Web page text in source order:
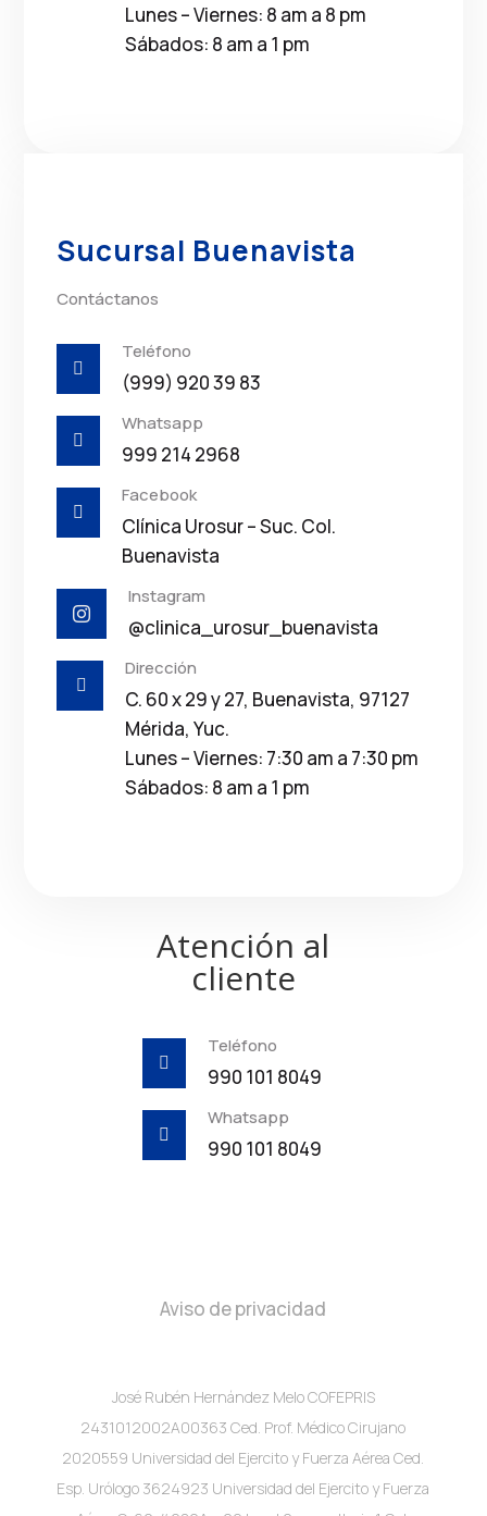
Lunes – Viernes: 8 am a 8 pm
Sábados: 8 am a 1 pm
Sucursal Buenavista
Contáctanos

Teléfono
(999) 920 39 83

Whatsapp
999 214 2968

Facebook
Clínica Urosur – Suc. Col.
Buenavista

Instagram
@clinica_urosur_buenavista

Dirección
C. 60 x 29 y 27, Buenavista, 97127
Mérida, Yuc.
Lunes – Viernes: 7:30 am a 7:30 pm
Sábados: 8 am a 1 pm
Atención al
cliente

Teléfono
990 101 8049

Whatsapp
990 101 8049
Aviso de privacidad
José Rubén Hernández Melo COFEPRIS
2431012002A00363 Ced. Prof. Médico Cirujano
2020559 Universidad del Ejercito y Fuerza Aérea Ced.
Esp. Urólogo 3624923 Universidad del Ejercito y Fuerza